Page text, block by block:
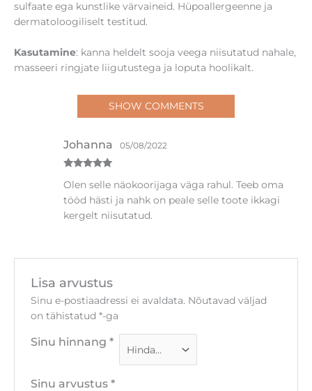
sulfaate ega kunstlike värvaineid. Hüpoallergeenne ja
dermatoloogiliselt testitud.
Kasutamine: kanna heldelt sooja veega niisutatud nahale,
masseeri ringjate liigutustega ja loputa hoolikalt.
SHOW COMMENTS
5/ 5
Johanna 05/08/2022
Olen selle näokoorijaga väga rahul. Teeb oma
tööd hästi ja nahk on peale selle toote ikkagi
kergelt niisutatud.
Lisa arvustus
Sinu e-postiaadressi ei avaldata. Nõutavad väljad
on tähistatud *-ga
Sinu hinnang *
Sinu arvustus *